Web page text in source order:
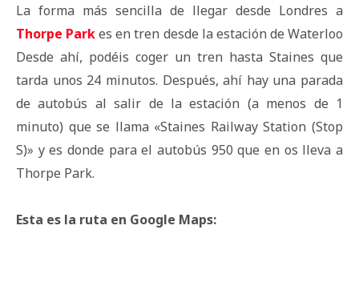
La forma más sencilla de llegar desde Londres a
Thorpe Parkes en tren desde la estación de Waterloo
Desde ahí, podéis coger un tren hasta Staines que
tarda unos 24 minutos. Después, ahí hay una parada
de autobús al salir de la estación (a menos de 1
minuto) que se llama «Staines Railway Station (Stop
S)» y es donde para el autobús 950 que en os lleva a
Thorpe Park.
Esta es la ruta en Google Maps: